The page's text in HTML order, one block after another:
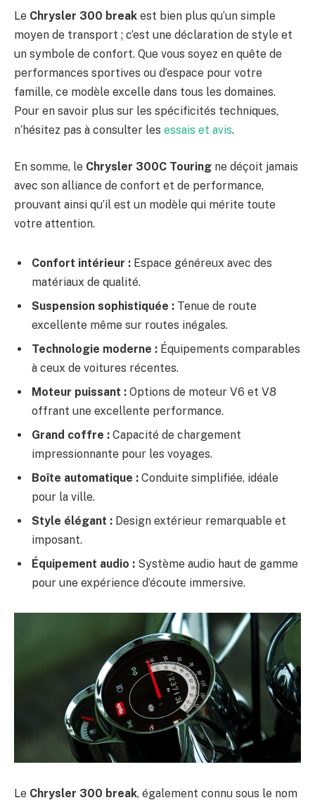
Le Chrysler 300 break est bien plus qu’un simple
moyen de transport ; c’est une déclaration de style et
un symbole de confort. Que vous soyez en quête de
performances sportives ou d’espace pour votre
famille, ce modèle excelle dans tous les domaines.
Pour en savoir plus sur les spécificités techniques,
n’hésitez pas à consulter les essais et avis.
En somme, le Chrysler 300C Touring ne déçoit jamais
avec son alliance de confort et de performance,
prouvant ainsi qu’il est un modèle qui mérite toute
votre attention.
Confort intérieur : Espace généreux avec des
matériaux de qualité.
Suspension sophistiquée : Tenue de route
excellente même sur routes inégales.
Technologie moderne : Équipements comparables
à ceux de voitures récentes.
Moteur puissant : Options de moteur V6 et V8
offrant une excellente performance.
Grand coffre : Capacité de chargement
impressionnante pour les voyages.
Boîte automatique : Conduite simplifiée, idéale
pour la ville.
Style élégant : Design extérieur remarquable et
imposant.
Équipement audio : Système audio haut de gamme
pour une expérience d’écoute immersive.
Le Chrysler 300 break, également connu sous le nom